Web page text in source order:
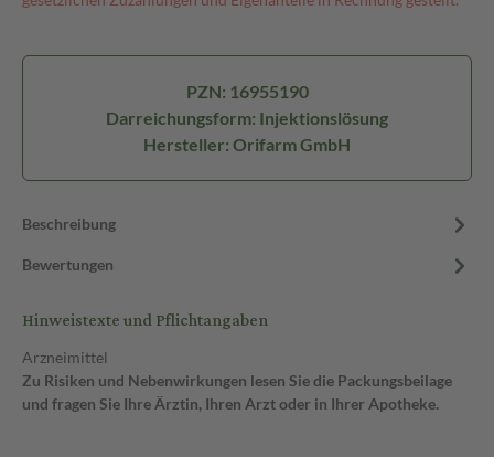
PZN: 16955190
Darreichungsform: Injektionslösung
Hersteller: Orifarm GmbH
Beschreibung
Bewertungen
Hinweistexte und Pflichtangaben
Arzneimittel
Zu Risiken und Nebenwirkungen lesen Sie die Packungsbeilage
und fragen Sie Ihre Ärztin, Ihren Arzt oder in Ihrer Apotheke.